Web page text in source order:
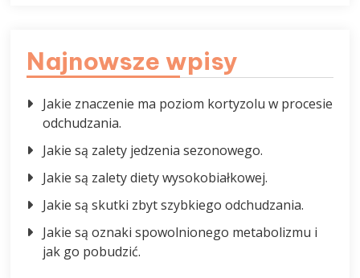
Najnowsze wpisy
Jakie znaczenie ma poziom kortyzolu w procesie
odchudzania.
Jakie są zalety jedzenia sezonowego.
Jakie są zalety diety wysokobiałkowej.
Jakie są skutki zbyt szybkiego odchudzania.
Jakie są oznaki spowolnionego metabolizmu i
jak go pobudzić.